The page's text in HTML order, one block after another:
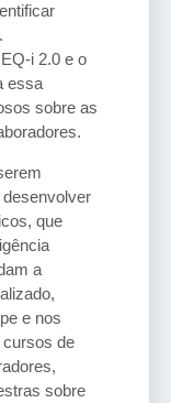
i 2.0 e o
essa
sobre as
que
a
e nos
cursos de
sobre